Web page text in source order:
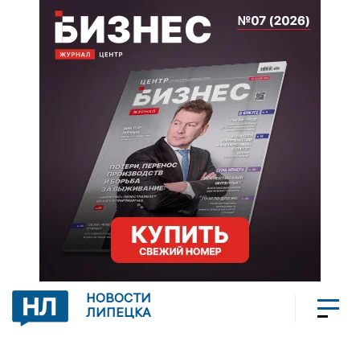
НОВОСТИ
ЛИПЕЦКА